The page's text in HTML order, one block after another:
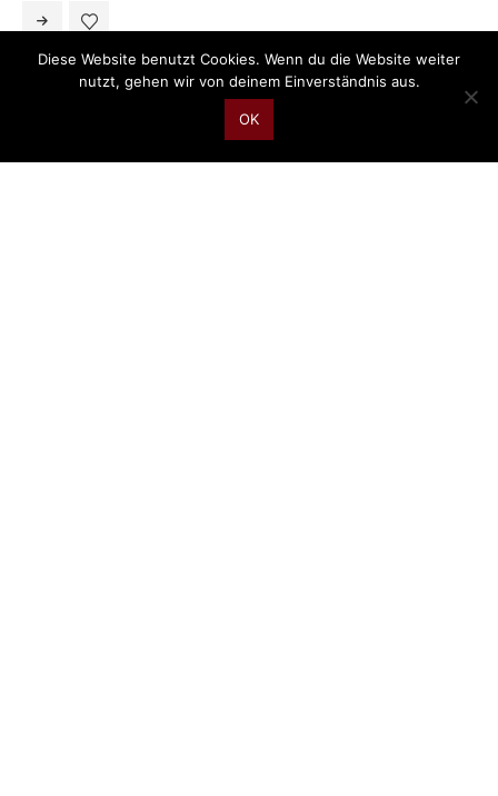
Diese Website benutzt Cookies. Wenn du die Website weiter
nutzt, gehen wir von deinem Einverständnis aus.
OK